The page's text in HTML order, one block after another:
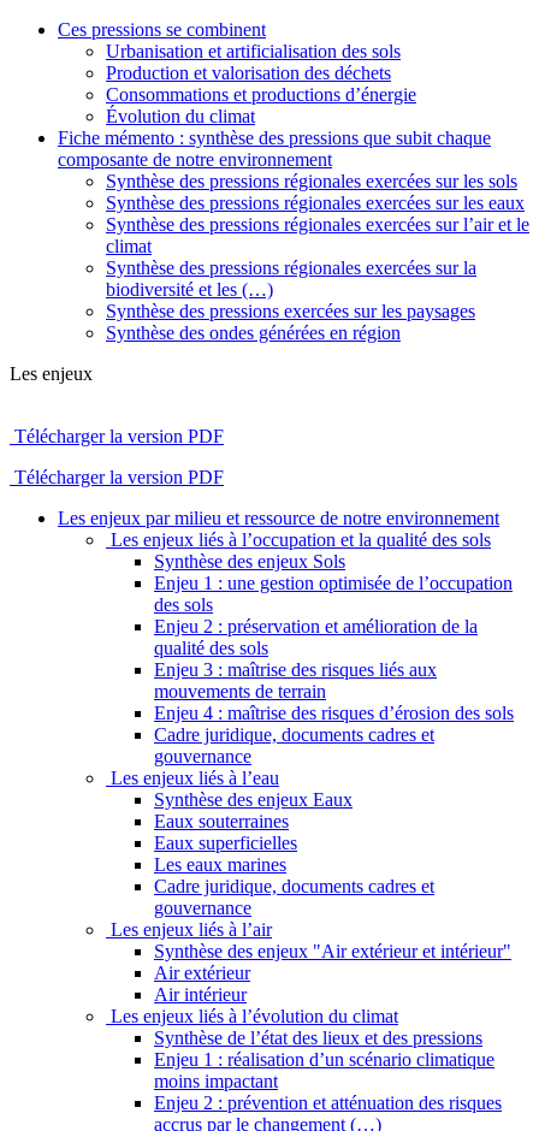
Ces pressions se combinent
Urbanisation et artificialisation des sols
Production et valorisation des déchets
Consommations et productions d’énergie
Évolution du climat
Fiche mémento : synthèse des pressions que subit chaque
composante de notre environnement
Synthèse des pressions régionales exercées sur les sols
Synthèse des pressions régionales exercées sur les eaux
Synthèse des pressions régionales exercées sur l’air et le
climat
Synthèse des pressions régionales exercées sur la
biodiversité et les (…)
Synthèse des pressions exercées sur les paysages
Synthèse des ondes générées en région
Les enjeux
Télécharger la version PDF
Télécharger la version PDF
Les enjeux par milieu et ressource de notre environnement
Les enjeux liés à l’occupation et la qualité des sols
Synthèse des enjeux Sols
Enjeu 1 : une gestion optimisée de l’occupation
des sols
Enjeu 2 : préservation et amélioration de la
qualité des sols
Enjeu 3 : maîtrise des risques liés aux
mouvements de terrain
Enjeu 4 : maîtrise des risques d’érosion des sols
Cadre juridique, documents cadres et
gouvernance
Les enjeux liés à l’eau
Synthèse des enjeux Eaux
Eaux souterraines
Eaux superficielles
Les eaux marines
Cadre juridique, documents cadres et
gouvernance
Les enjeux liés à l’air
Synthèse des enjeux "Air extérieur et intérieur"
Air extérieur
Air intérieur
Les enjeux liés à l’évolution du climat
Synthèse de l’état des lieux et des pressions
Enjeu 1 : réalisation d’un scénario climatique
moins impactant
Enjeu 2 : prévention et atténuation des risques
accrus par le changement (…)